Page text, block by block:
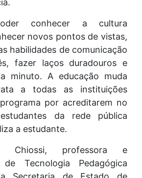
conhecer a cultura
novos pontos de vistas,
habilidades de comunicação
fazer laços duradouros e
minuto. A educação muda
a todas as instituições
por acreditarem no
da rede pública
a estudante.
Chiossi, professora e
de Tecnologia Pedagógica